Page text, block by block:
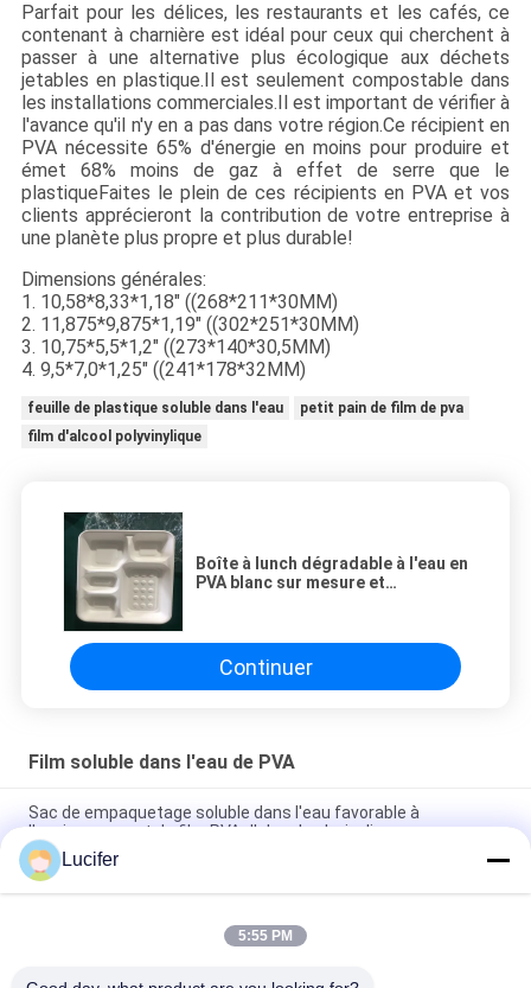
Parfait pour les délices, les restaurants et les cafés, ce
contenant à charnière est idéal pour ceux qui cherchent à
passer à une alternative plus écologique aux déchets
jetables en plastique.Il est seulement compostable dans
les installations commerciales.Il est important de vérifier à
l'avance qu'il n'y en a pas dans votre région.Ce récipient en
PVA nécessite 65% d'énergie en moins pour produire et
émet 68% moins de gaz à effet de serre que le
plastiqueFaites le plein de ces récipients en PVA et vos
clients apprécieront la contribution de votre entreprise à
une planète plus propre et plus durable!
Dimensions générales:
1. 10,58*8,33*1,18" ((268*211*30MM)
2. 11,875*9,875*1,19" ((302*251*30MM)
3. 10,75*5,5*1,2" ((273*140*30,5MM)
4. 9,5*7,0*1,25" ((241*178*32MM)
feuille de plastique soluble dans l'eau
petit pain de film de pva
film d'alcool polyvinylique
Boîte à lunch dégradable à l'eau en
PVA blanc sur mesure et
Continuer
Film soluble dans l'eau de PVA
Sac de empaquetage soluble dans l'eau favorable à
l'environnement du film PVA d'alcool polyvinylique
Film durable soluble dans l'eau froide, rouleau de film PVA
d'une épaisseur de 25 à 80 microns
Alcool polyvinylique empaquetant le film soluble dans l'eau de
Lucifer
5:55 PM